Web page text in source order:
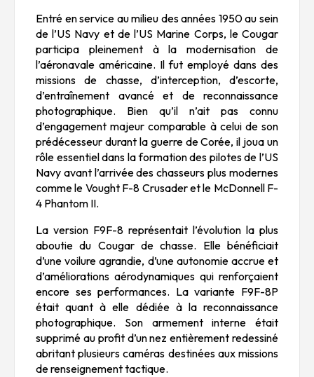
Entré en service au milieu des années 1950 au sein
de l’US Navy et de l’US Marine Corps, le Cougar
participa pleinement à la modernisation de
l’aéronavale américaine. Il fut employé dans des
missions de chasse, d’interception, d’escorte,
d’entraînement avancé et de reconnaissance
photographique. Bien qu’il n’ait pas connu
d’engagement majeur comparable à celui de son
prédécesseur durant la guerre de Corée, il joua un
rôle essentiel dans la formation des pilotes de l’US
Navy avant l’arrivée des chasseurs plus modernes
comme le Vought F-8 Crusaderet le McDonnell F-
4 Phantom II.
La version F9F-8 représentait l’évolution la plus
aboutie du Cougar de chasse. Elle bénéficiait
d’une voilure agrandie, d’une autonomie accrue et
d’améliorations aérodynamiques qui renforçaient
encore ses performances. La variante F9F-8P
était quant à elle dédiée à la reconnaissance
photographique. Son armement interne était
supprimé au profit d’un nez entièrement redessiné
abritant plusieurs caméras destinées aux missions
de renseignement tactique.